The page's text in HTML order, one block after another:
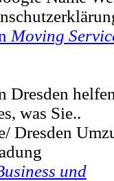
Moving
Dresden
was Sie..
Dresden
und